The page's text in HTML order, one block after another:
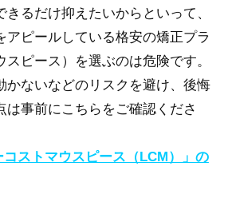
きるだけ抑えたいからといって、
アピールしている格安の矯正プラ
スピース）を選ぶのは危険です。
かないなどのリスクを避け、後悔
は事前にこちらをご確認くださ
ストマウスピース（LCM）」の